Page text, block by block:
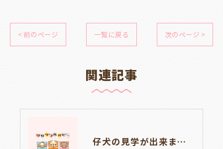
< 前のページ 一覧に戻る 次のページ >
関連記事
仔犬の見学が出来ます🐶岐阜県養老町のブリーダーワンダフルパピーです。